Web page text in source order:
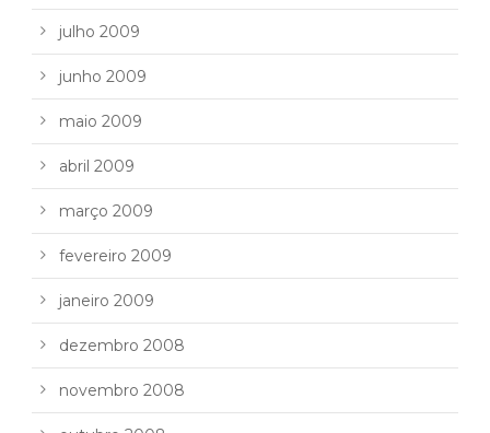
julho 2009
junho 2009
maio 2009
abril 2009
março 2009
fevereiro 2009
janeiro 2009
dezembro 2008
novembro 2008